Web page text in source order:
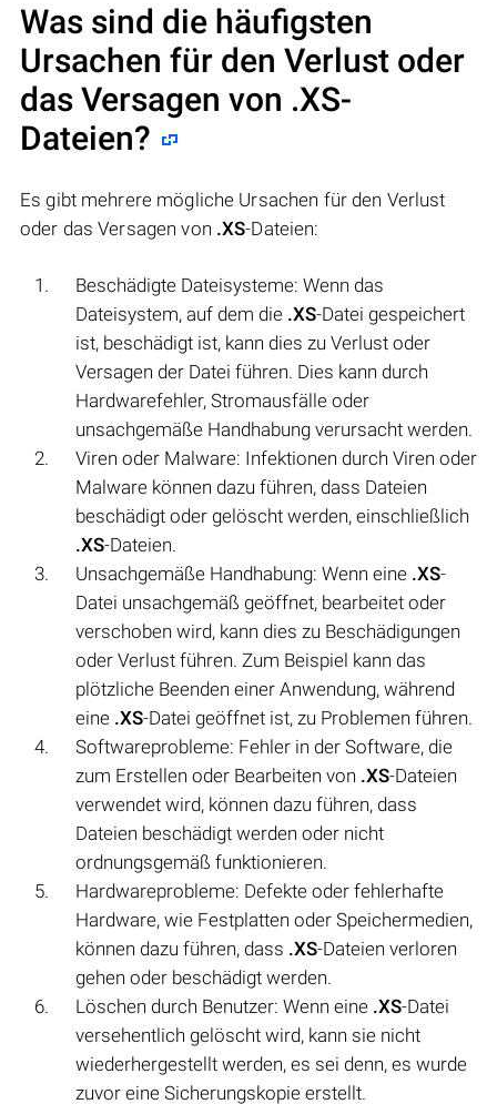
Was sind die häufigsten
Ursachen für den Verlust oder
das Versagen von .XS-
Dateien?
Es gibt mehrere mögliche Ursachen für den Verlust
oder das Versagen von .XS-Dateien:
Beschädigte Dateisysteme: Wenn das
Dateisystem, auf dem die .XS-Datei gespeichert
ist, beschädigt ist, kann dies zu Verlust oder
Versagen der Datei führen. Dies kann durch
Hardwarefehler, Stromausfälle oder
unsachgemäße Handhabung verursacht werden.
Viren oder Malware: Infektionen durch Viren oder
Malware können dazu führen, dass Dateien
beschädigt oder gelöscht werden, einschließlich
.XS-Dateien.
Unsachgemäße Handhabung: Wenn eine .XS-
Datei unsachgemäß geöffnet, bearbeitet oder
verschoben wird, kann dies zu Beschädigungen
oder Verlust führen. Zum Beispiel kann das
plötzliche Beenden einer Anwendung, während
eine .XS-Datei geöffnet ist, zu Problemen führen.
Softwareprobleme: Fehler in der Software, die
zum Erstellen oder Bearbeiten von .XS-Dateien
verwendet wird, können dazu führen, dass
Dateien beschädigt werden oder nicht
ordnungsgemäß funktionieren.
Hardwareprobleme: Defekte oder fehlerhafte
Hardware, wie Festplatten oder Speichermedien,
können dazu führen, dass .XS-Dateien verloren
gehen oder beschädigt werden.
Löschen durch Benutzer: Wenn eine .XS-Datei
versehentlich gelöscht wird, kann sie nicht
wiederhergestellt werden, es sei denn, es wurde
zuvor eine Sicherungskopie erstellt.